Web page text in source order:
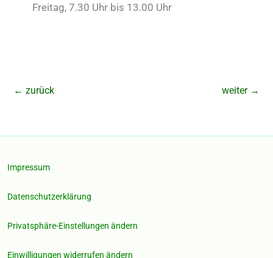
Freitag, 7.30 Uhr bis 13.00 Uhr
← zurück weiter →
Impressum
Datenschutzerklärung
Privatsphäre-Einstellungen ändern
Einwilligungen widerrufen ändern